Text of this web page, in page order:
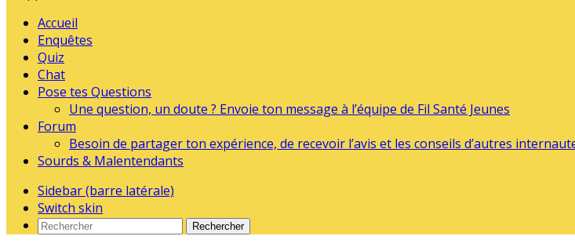
Accueil
Enquêtes
Quiz
Chat
Pose tes Questions
Une question, un doute ? Envoie ton message à l’équipe de Fil Santé Jeunes
Forum
Besoin de partager ton expérience, de recevoir l’avis et les conseils d’autres
Sourds & Malentendants
Sidebar (barre latérale)
Switch skin
Rechercher